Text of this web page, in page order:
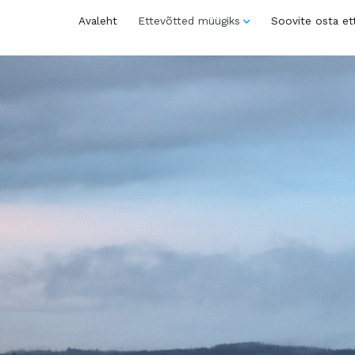
Avaleht Ettevõtted müügiks Soovite osta